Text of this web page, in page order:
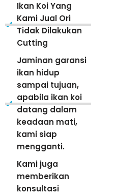
Ikan Koi Yang
Kami Jual Ori
Tidak Dilakukan
Cutting
Jaminan garansi
ikan hidup
sampai tujuan,
apabila ikan koi
datang dalam
keadaan mati,
kami siap
mengganti.
Kami juga
memberikan
konsultasi